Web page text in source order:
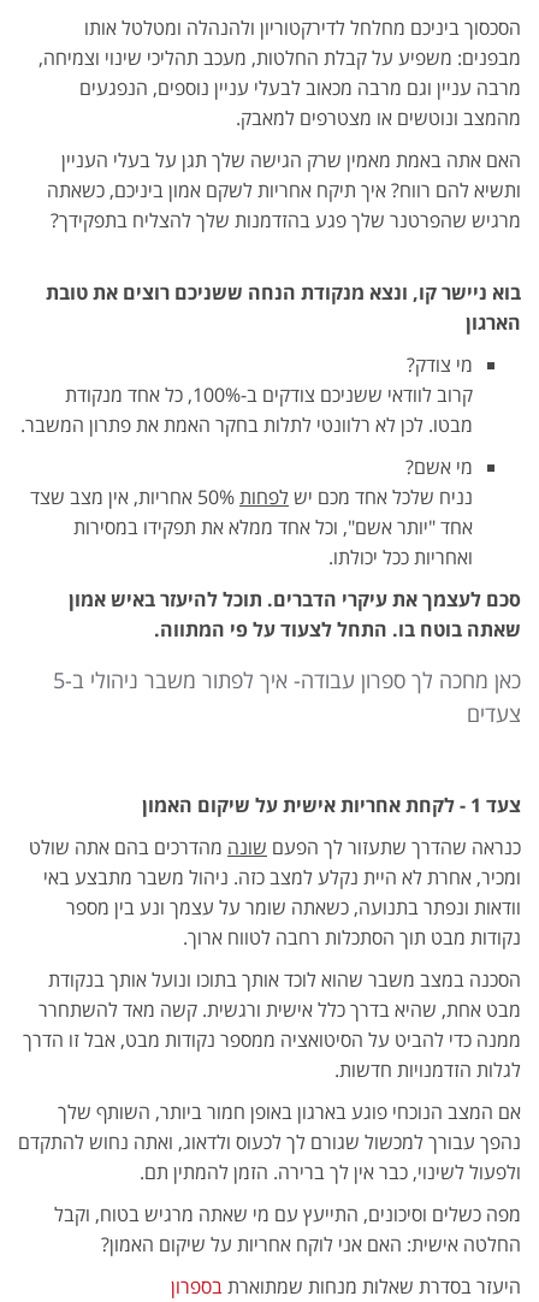
הסכסוך ביניכם מחלחל לדירקטוריון ולהנהלה ומטלטל אותו
מבפנים: משפיע על קבלת החלטות, מעכב תהליכי שינוי וצמיחה,
מרבה עניין וגם מרבה מכאוב לבעלי עניין נוספים, הנפגעים
מהמצב ונוטשים או מצטרפים למאבק.
האם אתה באמת מאמין שרק הגישה שלך תגן על בעלי העניין
ותשיא להם רווח? איך תיקח אחריות לשקם אמון ביניכם, כשאתה
מרגיש שהפרטנר שלך פגע בהזדמנות שלך להצליח בתפקידך?
בוא ניישר קו, ונצא מנקודת הנחה ששניכם רוצים את טובת
הארגון
מי צודק?
קרוב לוודאי ששניכם צודקים ב-100%, כל אחד מנקודת
מבטו. לכן לא רלוונטי לתלות בחקר האמת את פתרון המשבר.
מי אשם?
נניח שלכל אחד מכם ישלפחות
50% אחריות, אין מצב שצד
אחד "יותר אשם", וכל אחד ממלא את תפקידו במסירות
ואחריות ככל יכולתו.
סכם לעצמך את עיקרי הדברים. תוכל להיעזר באיש אמון
שאתה בוטח בו. התחל לצעוד על פי המתווה.
כאן מחכה לך ספרון עבודה- איך לפתור משבר ניהולי ב-5
צעדים
צעד 1 - לקחת אחריות אישית על שיקום האמון
כנראה שהדרך שתעזור לך הפעם שונה מהדרכים בהם אתה שולט
ומכיר, אחרת לא היית נקלע למצב כזה. ניהול משבר מתבצע באי
וודאות ונפתר בתנועה, כשאתה שומר על עצמך ונע בין מספר
נקודות מבט תוך הסתכלות רחבה לטווח ארוך.
הסכנה במצב משבר שהוא לוכד אותך בתוכו ונועל אותך בנקודת
מבט אחת, שהיא בדרך כלל אישית ורגשית. קשה מאד להשתחרר
ממנה כדי להביט על הסיטואציה ממספר נקודות מבט, אבל זו הדרך
לגלות הזדמנויות חדשות.
אם המצב הנוכחי פוגע בארגון באופן חמור ביותר, השותף שלך
נהפך עבורך למכשול שגורם לך לכעוס ולדאוג, ואתה נחוש להתקדם
ולפעול לשינוי, כבר אין לך ברירה. הזמן להמתין תם.
מפה כשלים וסיכונים, התייעץ עם מי שאתה מרגיש בטוח, וקבל
החלטה אישית: האם אני לוקח אחריות על שיקום האמון?
היעזר בסדרת שאלות מנחות שמתוארתבספרון